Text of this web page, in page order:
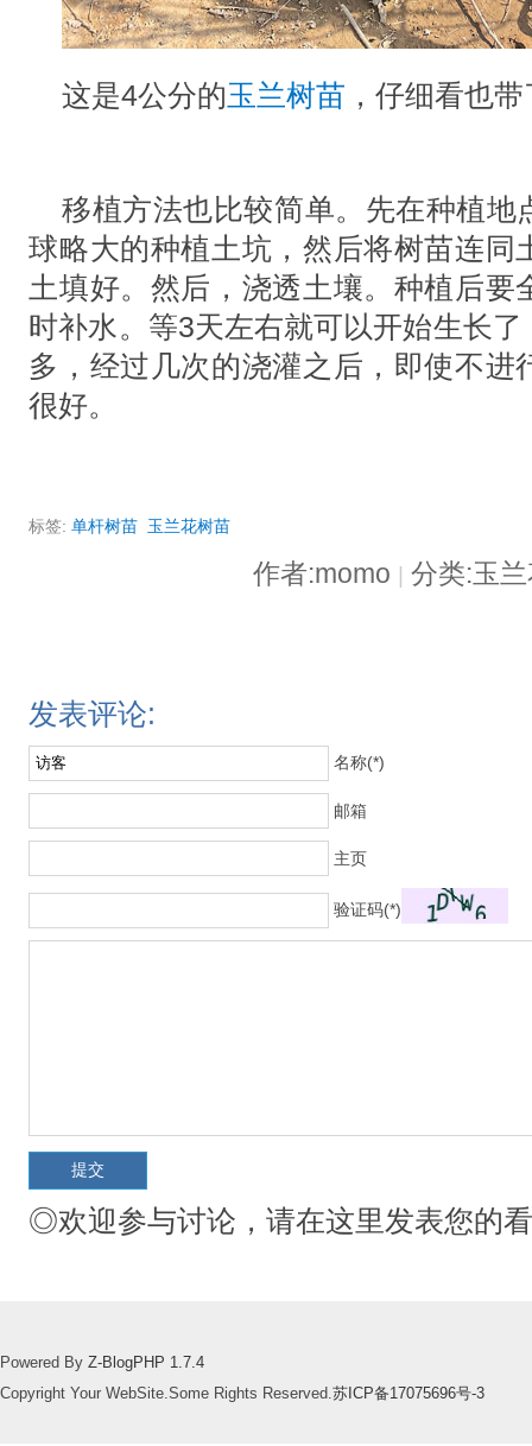
这是4公分的玉兰树苗 ，仔细看也
移植方法也比较简单。先在种植地
球略大的种植土坑，然后将树苗连同
土填好。然后，浇透土壤。种植后要
时补水。等3天左右就可以开始生长
多，经过几次的浇灌之后，即使不进
很好。
标签:单杆树苗 玉兰花树苗
作者:momo 分类:玉
发表评论:
名称(*)
邮箱
主页
验证码(*)
◎欢迎参与讨论，请在这里发表您的
Powered By Z-BlogPHP 1.7.4
Copyright Your WebSite.Some Rights Reserved.苏ICP备17075696号-3